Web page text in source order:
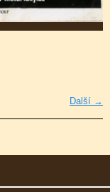
Další →